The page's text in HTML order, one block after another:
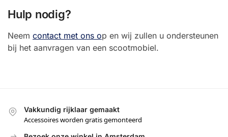
Hulp nodig?
Neem contact met ons op en wij zullen u ondersteunen
bij het aanvragen van een scootmobiel.
Vakkundig rijklaar gemaakt
Accessoires worden gratis gemonteerd